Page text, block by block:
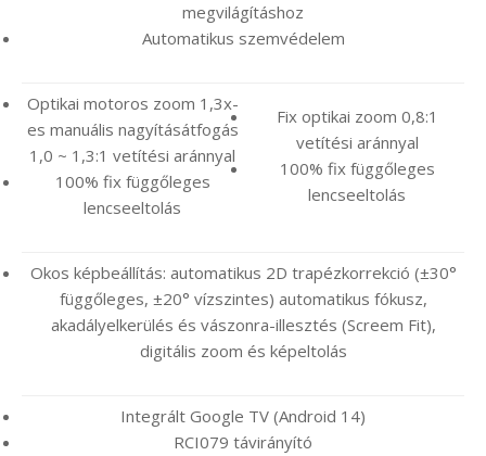
megvilágításhoz
Automatikus szemvédelem
Optikai motoros zoom 1,3x-
es manuális nagyításátfogás
1,0 ~ 1,3:1 vetítési aránnyal
100% fix függőleges
lencseeltolás
Fix optikai zoom 0,8:1
vetítési aránnyal
100% fix függőleges
lencseeltolás
Okos képbeállítás: automatikus 2D trapézkorrekció (±30°
függőleges, ±20° vízszintes) automatikus fókusz,
akadályelkerülés és vászonra-illesztés (Screem Fit),
digitális zoom és képeltolás
Integrált Google TV (Android 14)
RCI079 távirányító